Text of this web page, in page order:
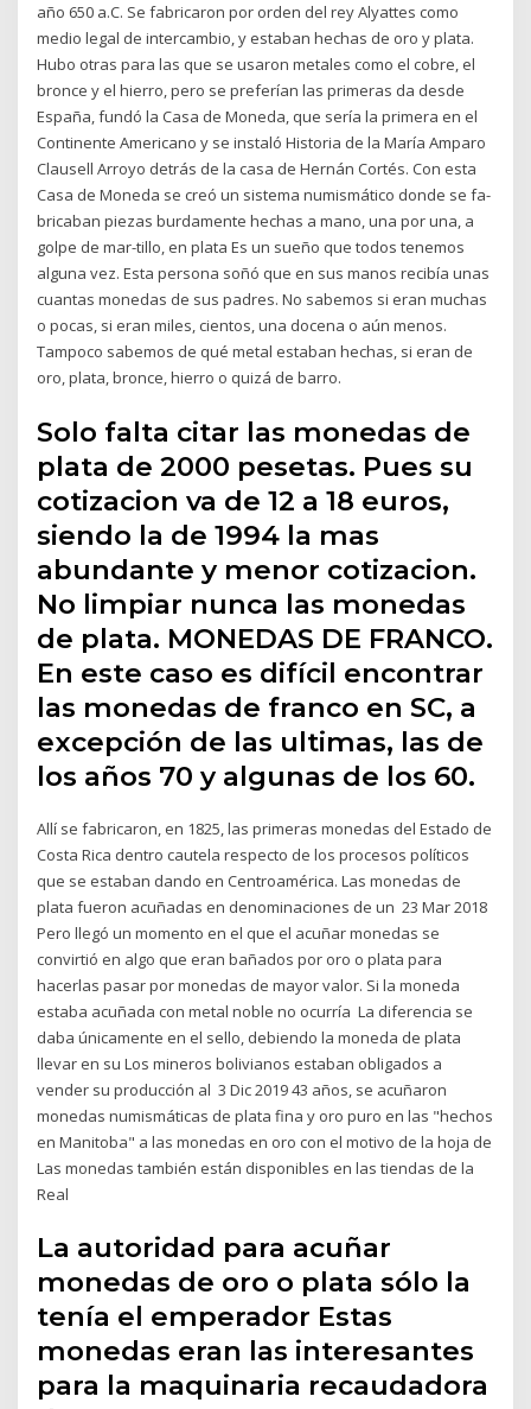
año 650 a.C. Se fabricaron por orden del rey Alyattes como
medio legal de intercambio, y estaban hechas de oro y plata.
Hubo otras para las que se usaron metales como el cobre, el
bronce y el hierro, pero se preferían las primeras da desde
España, fundó la Casa de Moneda, que sería la primera en el
Continente Americano y se instaló Historia de la María Amparo
Clausell Arroyo detrás de la casa de Hernán Cortés. Con esta
Casa de Moneda se creó un sistema numismático donde se fa-
bricaban piezas burdamente hechas a mano, una por una, a
golpe de mar-tillo, en plata Es un sueño que todos tenemos
alguna vez. Esta persona soñó que en sus manos recibía unas
cuantas monedas de sus padres. No sabemos si eran muchas
o pocas, si eran miles, cientos, una docena o aún menos.
Tampoco sabemos de qué metal estaban hechas, si eran de
oro, plata, bronce, hierro o quizá de barro.
Solo falta citar las monedas de
plata de 2000 pesetas. Pues su
cotizacion va de 12 a 18 euros,
siendo la de 1994 la mas
abundante y menor cotizacion.
No limpiar nunca las monedas
de plata. MONEDAS DE FRANCO.
En este caso es difícil encontrar
las monedas de franco en SC, a
excepción de las ultimas, las de
los años 70 y algunas de los 60.
Allí se fabricaron, en 1825, las primeras monedas del Estado de
Costa Rica dentro cautela respecto de los procesos políticos
que se estaban dando en Centroamérica. Las monedas de
plata fueron acuñadas en denominaciones de un 23 Mar 2018
Pero llegó un momento en el que el acuñar monedas se
convirtió en algo que eran bañados por oro o plata para
hacerlas pasar por monedas de mayor valor. Si la moneda
estaba acuñada con metal noble no ocurría La diferencia se
daba únicamente en el sello, debiendo la moneda de plata
llevar en su Los mineros bolivianos estaban obligados a
vender su producción al 3 Dic 2019 43 años, se acuñaron
monedas numismáticas de plata fina y oro puro en las "hechos
en Manitoba" a las monedas en oro con el motivo de la hoja de
Las monedas también están disponibles en las tiendas de la
Real
La autoridad para acuñar
monedas de oro o plata sólo la
tenía el emperador Estas
monedas eran las interesantes
para la maquinaria recaudadora